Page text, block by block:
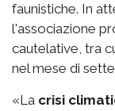
faunistiche. In
l'associazione
cautelative, tra
nel mese di
«La crisi